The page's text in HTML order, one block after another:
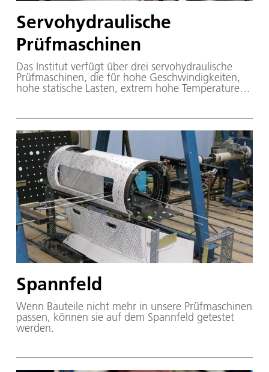
Servohydraulische
Prüfmaschinen
Das Institut verfügt über drei servohydraulische
Prüfmaschinen, die für hohe Geschwindigkeiten,
hohe statische Lasten, extrem hohe Temperaturen
Spannfeld
Wenn Bauteile nicht mehr in unsere Prüfmaschinen
passen, können sie auf dem Spannfeld getestet
werden.